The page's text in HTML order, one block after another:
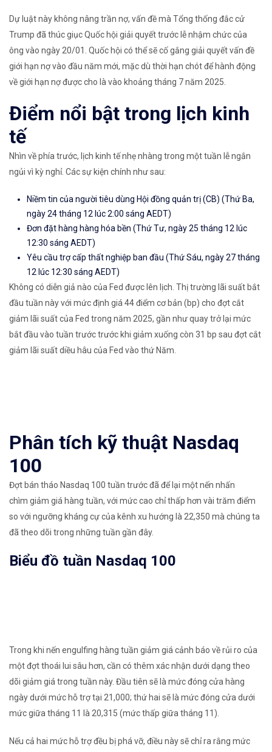
Dự luật này không nâng trần nợ, vấn đề mà Tổng thống đắc cử
Trump đã thúc giục Quốc hội giải quyết trước lễ nhậm chức của
ông vào ngày 20/01. Quốc hội có thể sẽ cố gắng giải quyết vấn đề
giới hạn nợ vào đầu năm mới, mặc dù thời hạn chót để hành động
về giới hạn nợ được cho là vào khoảng tháng 7 năm 2025.
Điểm nổi bật trong lịch kinh
tế
Nhìn về phía trước, lịch kinh tế nhẹ nhàng trong một tuần lễ ngắn
ngủi vì kỳ nghỉ. Các sự kiện chính như sau:
Niềm tin của người tiêu dùng Hội đồng quản trị (CB) (Thứ Ba,
ngày 24 tháng 12 lúc 2:00 sáng AEDT)
Đơn đặt hàng hàng hóa bền (Thứ Tư, ngày 25 tháng 12 lúc
12:30 sáng AEDT)
Yêu cầu trợ cấp thất nghiệp ban đầu (Thứ Sáu, ngày 27 tháng
12 lúc 12:30 sáng AEDT)
Không có diễn giả nào của Fed được lên lịch. Thị trường lãi suất bắt
đầu tuần này với mức định giá 44 điểm cơ bản (bp) cho đợt cắt
giảm lãi suất của Fed trong năm 2025, gần như quay trở lại mức
bắt đầu vào tuần trước trước khi giảm xuống còn 31 bp sau đợt cắt
giảm lãi suất diều hâu của Fed vào thứ Năm.
Phân tích kỹ thuật Nasdaq
100
Đợt bán tháo Nasdaq 100 tuần trước đã để lại một nến nhấn
chìm giảm giá hàng tuần, với mức cao chỉ thấp hơn vài trăm điểm
so với ngưỡng kháng cự của kênh xu hướng là 22,350 mà chúng ta
đã theo dõi trong những tuần gần đây.
Biểu đồ tuần Nasdaq 100
Trong khi nến engulfing hàng tuần giảm giá cảnh báo về rủi ro của
một đợt thoái lui sâu hơn, cần có thêm xác nhận dưới dạng theo
dõi giảm giá trong tuần này. Đầu tiên sẽ là mức đóng cửa hàng
ngày dưới mức hỗ trợ tại 21,000; thứ hai sẽ là mức đóng cửa dưới
mức giữa tháng 11 là 20,315 (mức thấp giữa tháng 11).
Nếu cả hai mức hỗ trợ đều bị phá vỡ, điều này sẽ chỉ ra rằng mức